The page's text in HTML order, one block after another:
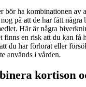
bör ha kombinationen av
på att de har fått några
Här är några
finns en risk att du kan få
du har förlorat eller
används i vården.
kortison